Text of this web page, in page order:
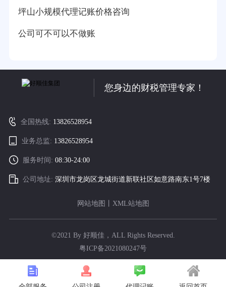
坪山小规模代理记账价格咨询
公司可不可以不做账
您身边的财税管理专家！
全国热线: 13826528954
业务总监: 13826528954
服务时间:08:30-24:00
公司地址:深圳市龙岗区龙城街道新联社区如意路南东1号7楼
网站地图 XML站地图
©2021 By 好顺佳，ALL Rights Reserved.
粤ICP备2021080247号